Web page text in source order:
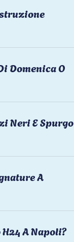
Domenica O
Neri E Spurgo
A
A Napoli?